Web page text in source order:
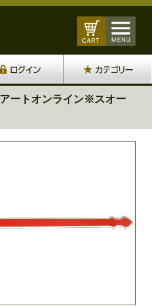
ートオンライン※スオー